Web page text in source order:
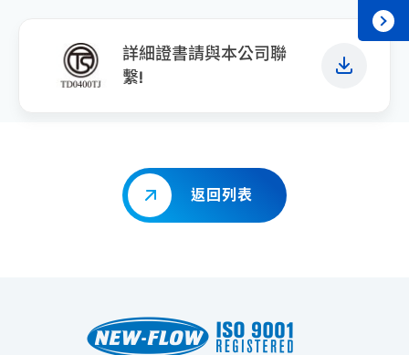
詳細證書請與本公司聯
繫!
返回列表